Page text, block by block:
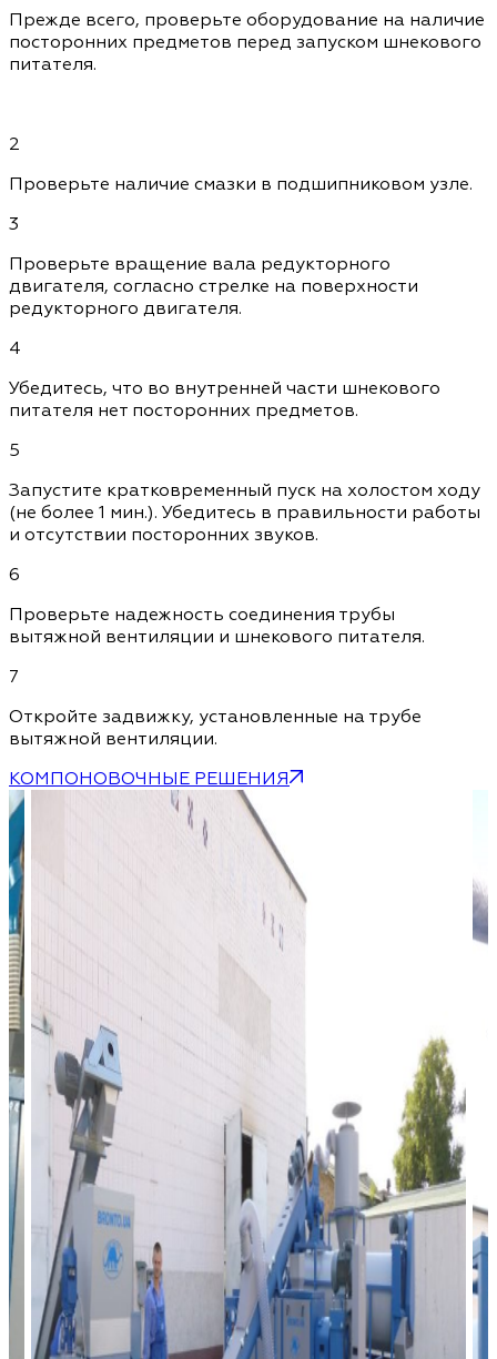
Прежде всего, проверьте оборудование на наличие
посторонних предметов перед запуском шнекового
питателя.
2
Проверьте наличие смазки в подшипниковом узле.
3
Проверьте вращение вала редукторного
двигателя, согласно стрелке на поверхности
редукторного двигателя.
4
Убедитесь, что во внутренней части шнекового
питателя нет посторонних предметов.
5
Запустите кратковременный пуск на холостом ходу
(не более 1 мин.). Убедитесь в правильности работы
и отсутствии посторонних звуков.
6
Проверьте надежность соединения трубы
вытяжной вентиляции и шнекового питателя.
7
Откройте задвижку, установленные на трубе
вытяжной вентиляции.
КОМПОНОВОЧНЫЕ РЕШЕНИЯ